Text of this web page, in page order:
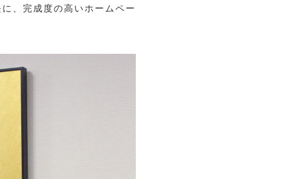
、完成度の高いホームペー